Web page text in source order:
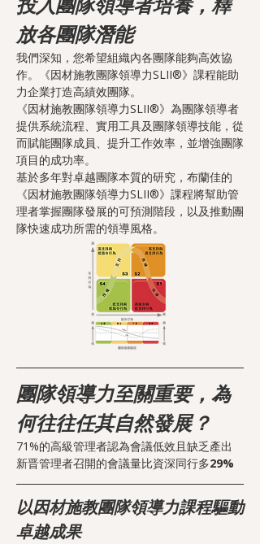
放各團隊潛能
我們深知，您希望組織內各團隊能夠高效協
作。《因材施教團隊領導力SLII®》課程能助
力企業打造高績效團隊。
《因材施教團隊領導力SLII®》為團隊領導者
提供系統流程、實用工具及團隊領導技能，從
而賦能團隊成員、提升工作效率，並增強團隊
項目的成功率。
基於多年對卓越團隊本質的研究，布蘭佳的
《因材施教團隊領導力SLII®》課程將幫助管
理者掌握團隊發展的可預測階段，以及推動團
隊快速成功所需的領導風格。
團隊領導力至關重要，為
何往往任其自然發展？
71%的高級管理者認為會議低效且缺乏產出
新晋管理者召開的會議量比資深同行多29%
以因材施教團隊領導力課程驅動
卓越成果